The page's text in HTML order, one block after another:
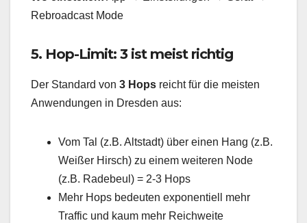
Rebroadcast Mode
5. Hop-Limit: 3 ist meist richtig
Der Standard von 3 Hops reicht für die meisten
Anwendungen in Dresden aus:
Vom Tal (z.B. Altstadt) über einen Hang (z.B.
Weißer Hirsch) zu einem weiteren Node
(z.B. Radebeul) = 2-3 Hops
Mehr Hops bedeuten exponentiell mehr
Traffic und kaum mehr Reichweite